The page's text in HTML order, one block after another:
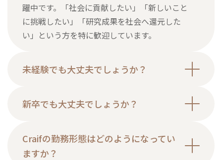
躍中です。「社会に貢献したい」「新しいこと
に挑戦したい」「研究成果を社会へ還元した
い」という方を特に歓迎しています。
未経験でも大丈夫でしょうか？
新卒でも大丈夫でしょうか？
Craifの勤務形態はどのようになってい
ますか？